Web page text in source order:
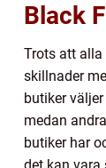
Black
Trots att alla
skillnader
butiker
medan
butiker har